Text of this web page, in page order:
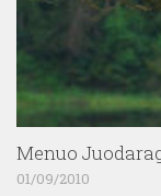
Menuo
01/09/2010